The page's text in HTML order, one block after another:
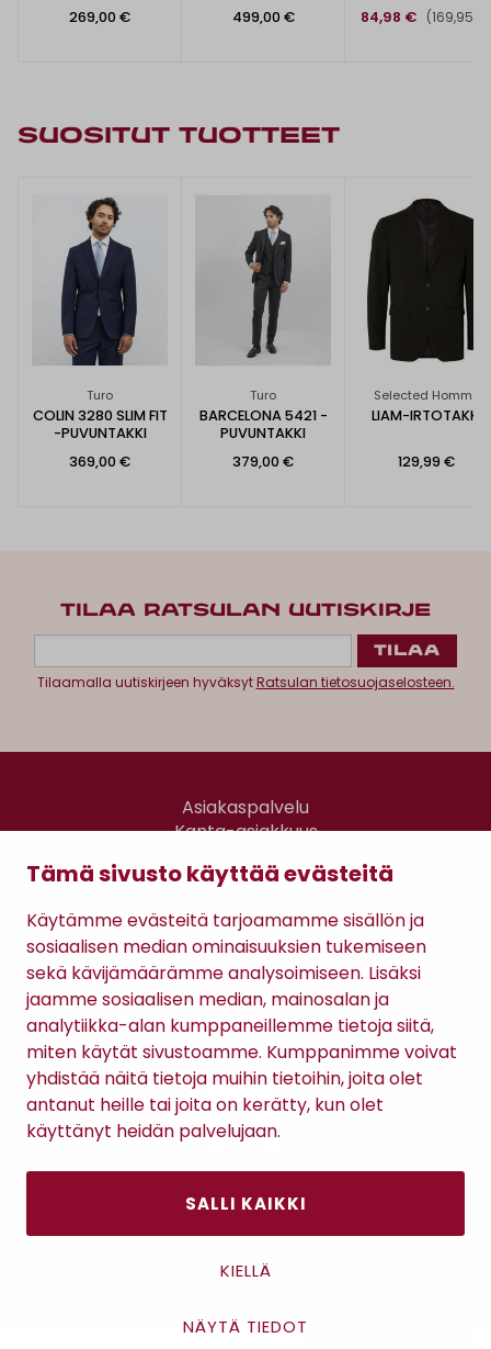
Tämä sivusto käyttää evästeitä
Käytämme evästeitä tarjoamamme sisällön ja
sosiaalisen median ominaisuuksien tukemiseen
sekä kävijämäärämme analysoimiseen. Lisäksi
jaamme sosiaalisen median, mainosalan ja
analytiikka-alan kumppaneillemme tietoja siitä,
miten käytät sivustoamme. Kumppanimme voivat
yhdistää näitä tietoja muihin tietoihin, joita olet
antanut heille tai joita on kerätty, kun olet
käyttänyt heidän palvelujaan.
SALLI KAIKKI
KIELLÄ
NÄYTÄ TIEDOT
269,00 €
499,00 €
84,98 € (169,95 €)
SUOSITUT TUOTTEET
Turo
COLIN 3280 SLIM FIT
-PUVUNTAKKI
369,00 €
Turo
BARCELONA 5421 -
PUVUNTAKKI
379,00 €
Selected Homme
LIAM-IRTOTAKKI
129,99 €
TILAA RATSULAN UUTISKIRJE
Tilaamalla uutiskirjeen hyväksytRatsulan tietosuojaselosteen.
Asiakaspalvelu
Kanta-asiakkuus
Gomee Ratsula Café
Antinkatu 17, 28100 Pori
Sopimusehdot
Tietosuojaseloste
Maksutavat